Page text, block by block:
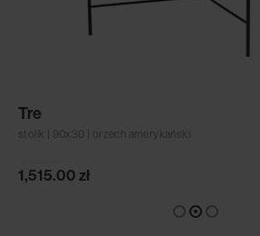
Tre
stolik | 90x30 | orzech amerykański
1,515.00 zł